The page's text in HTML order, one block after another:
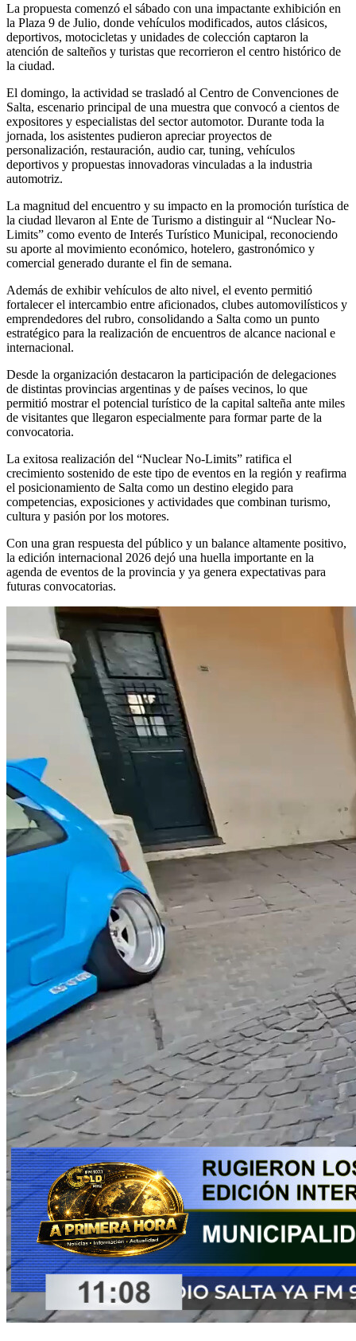
La propuesta comenzó el sábado con una impactante exhibición en
la Plaza 9 de Julio, donde vehículos modificados, autos clásicos,
deportivos, motocicletas y unidades de colección captaron la
atención de salteños y turistas que recorrieron el centro histórico de
la ciudad.
El domingo, la actividad se trasladó al Centro de Convenciones de
Salta, escenario principal de una muestra que convocó a cientos de
expositores y especialistas del sector automotor. Durante toda la
jornada, los asistentes pudieron apreciar proyectos de
personalización, restauración, audio car, tuning, vehículos
deportivos y propuestas innovadoras vinculadas a la industria
automotriz.
La magnitud del encuentro y su impacto en la promoción turística de
la ciudad llevaron al Ente de Turismo a distinguir al “Nuclear No-
Limits” como evento de Interés Turístico Municipal, reconociendo
su aporte al movimiento económico, hotelero, gastronómico y
comercial generado durante el fin de semana.
Además de exhibir vehículos de alto nivel, el evento permitió
fortalecer el intercambio entre aficionados, clubes automovilísticos y
emprendedores del rubro, consolidando a Salta como un punto
estratégico para la realización de encuentros de alcance nacional e
internacional.
Desde la organización destacaron la participación de delegaciones
de distintas provincias argentinas y de países vecinos, lo que
permitió mostrar el potencial turístico de la capital salteña ante miles
de visitantes que llegaron especialmente para formar parte de la
convocatoria.
La exitosa realización del “Nuclear No-Limits” ratifica el
crecimiento sostenido de este tipo de eventos en la región y reafirma
el posicionamiento de Salta como un destino elegido para
competencias, exposiciones y actividades que combinan turismo,
cultura y pasión por los motores.
Con una gran respuesta del público y un balance altamente positivo,
la edición internacional 2026 dejó una huella importante en la
agenda de eventos de la provincia y ya genera expectativas para
futuras convocatorias.